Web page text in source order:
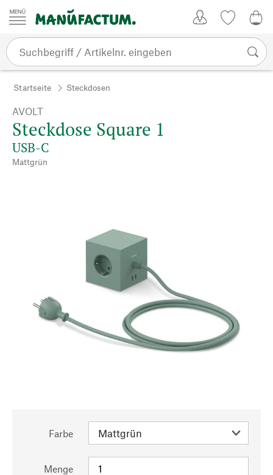
Zum Inhalt springen
Startseite Steckdosen
AVOLT
Steckdose Square 1
USB-C
Mattgrün
Farbe
Menge